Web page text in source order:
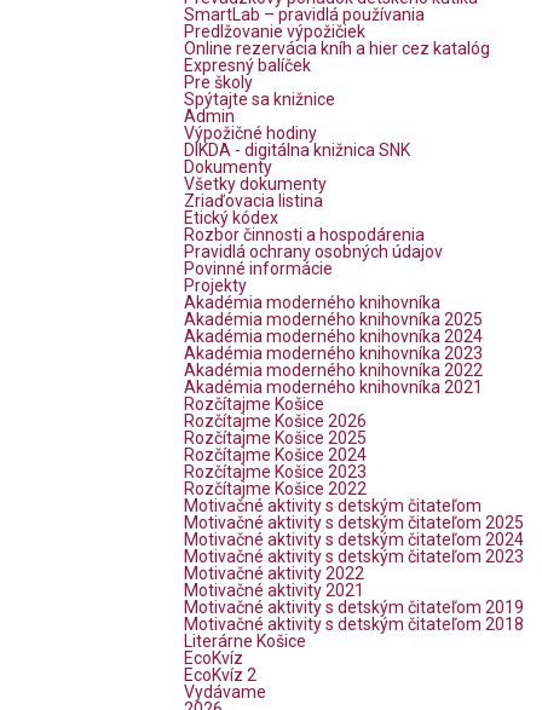
SmartLab – pravidlá používania
Predlžovanie výpožičiek
Online rezervácia kníh a hier cez katalóg
Expresný balíček
Pre školy
Spýtajte sa knižnice
Admin
Výpožičné hodiny
DIKDA - digitálna knižnica SNK
Dokumenty
Všetky dokumenty
Zriaďovacia listina
Etický kódex
Rozbor činnosti a hospodárenia
Pravidlá ochrany osobných údajov
Povinné informácie
Projekty
Akadémia moderného knihovníka
Akadémia moderného knihovníka 2025
Akadémia moderného knihovníka 2024
Akadémia moderného knihovníka 2023
Akadémia moderného knihovníka 2022
Akadémia moderného knihovníka 2021
Rozčítajme Košice
Rozčítajme Košice 2026
Rozčítajme Košice 2025
Rozčítajme Košice 2024
Rozčítajme Košice 2023
Rozčítajme Košice 2022
Motivačné aktivity s detským čitateľom
Motivačné aktivity s detským čitateľom 2025
Motivačné aktivity s detským čitateľom 2024
Motivačné aktivity s detským čitateľom 2023
Motivačné aktivity 2022
Motivačné aktivity 2021
Motivačné aktivity s detským čitateľom 2019
Motivačné aktivity s detským čitateľom 2018
Literárne Košice
EcoKvíz
EcoKvíz 2
Vydávame